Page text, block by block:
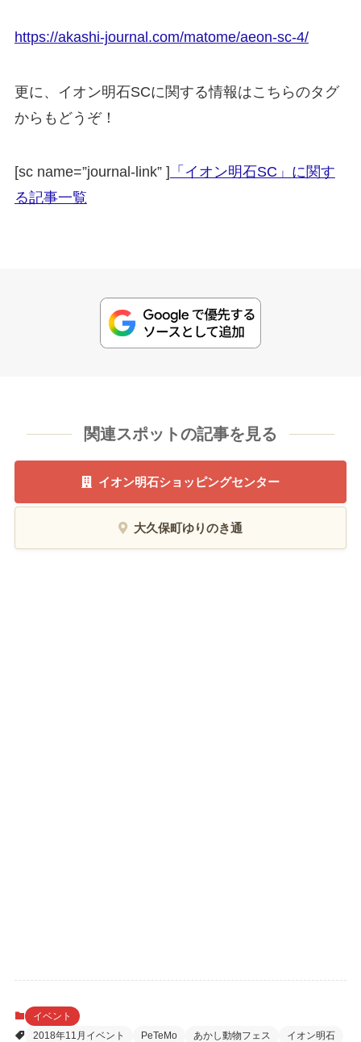
https://akashi-journal.com/matome/aeon-sc-4/
更に、イオン明石SCに関する情報はこちらのタグ
からもどうぞ！
[sc name=”journal-link” ] 「イオン明石SC」に関す
る記事一覧
関連スポットの記事を見る
イオン明石ショッピングセンター
大久保町ゆりのき通
イベント
2018年11月イベント
PeTeMo あかし動物フェス イオン明石